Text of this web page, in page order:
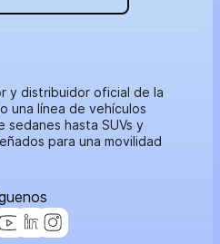
y distribuidor oficial de la
una línea de vehículos
sedanes hasta SUVs y
para una movilidad